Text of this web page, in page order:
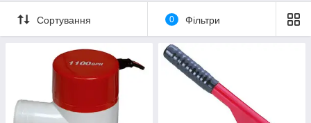
Сортування 0 Фільтри